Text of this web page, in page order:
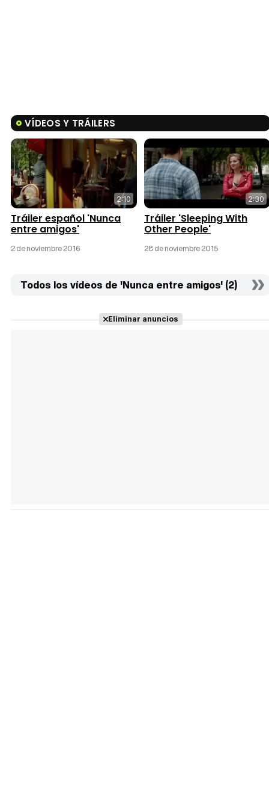
VÍDEOS Y TRÁILERS
2:10
Tráiler español 'Nunca
entre amigos'
2 de noviembre 2016
2:30
Tráiler 'Sleeping With
Other People'
28 de noviembre 2015
Todos los vídeos de 'Nunca entre amigos' (2)
Eliminar anuncios